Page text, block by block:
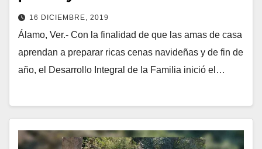
16 DICIEMBRE, 2019
Álamo, Ver.- Con la finalidad de que las amas de casa
aprendan a preparar ricas cenas navideñas y de fin de
año, el Desarrollo Integral de la Familia inició el…